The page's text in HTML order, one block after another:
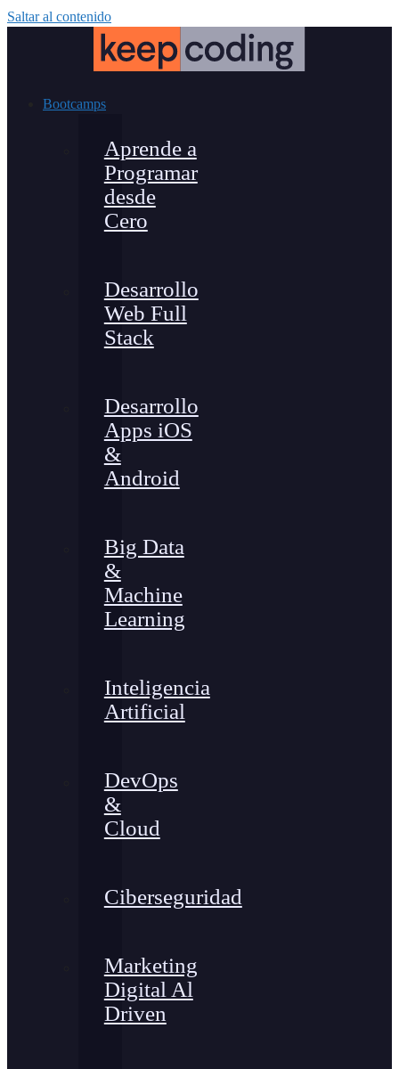
Saltar al contenido
Bootcamps
Aprende a
Programar
desde
Cero
Desarrollo
Web Full
Stack
Desarrollo
Apps iOS
&
Android
Big Data
&
Machine
Learning
Inteligencia
Artificial
DevOps
&
Cloud
Ciberseguridad
Marketing
Digital Al
Driven